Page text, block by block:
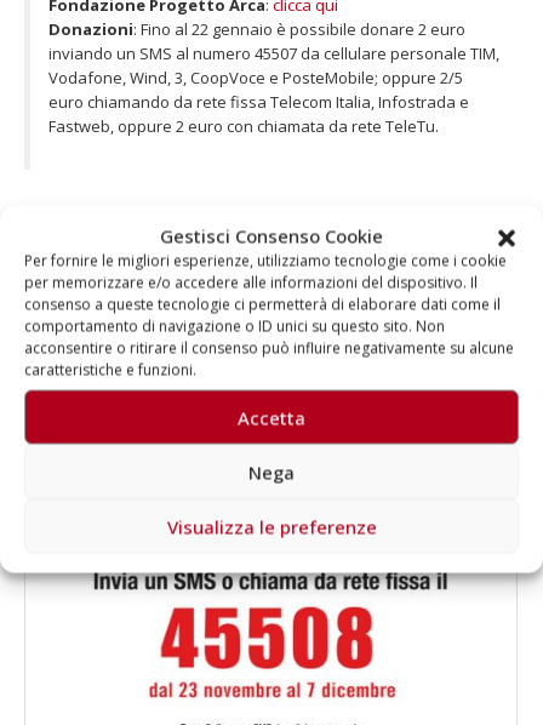
Gestisci Consenso Cookie
Per fornire le migliori esperienze, utilizziamo tecnologie come i cookie
per memorizzare e/o accedere alle informazioni del dispositivo. Il
consenso a queste tecnologie ci permetterà di elaborare dati come il
comportamento di navigazione o ID unici su questo sito. Non
acconsentire o ritirare il consenso può influire negativamente su alcune
caratteristiche e funzioni.
Accetta
Nega
Visualizza le preferenze
Fondazione Progetto Arca: clicca qui
Donazioni: Fino al 22 gennaio è possibile donare 2 euro
inviando un SMS al numero 45507 da cellulare personale TIM,
Vodafone, Wind, 3, CoopVoce e PosteMobile; oppure 2/5
euro chiamando da rete fissa Telecom Italia, Infostrada e
Fastweb, oppure 2 euro con chiamata da rete TeleTu.
Autore
Aragorn
18 e 19 dicembre 2026 –
gospel benefico per
Opera Cardinal Ferrari
Giugno 15, 2026